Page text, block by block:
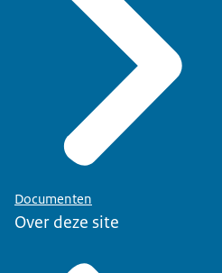
Documenten
Over deze site